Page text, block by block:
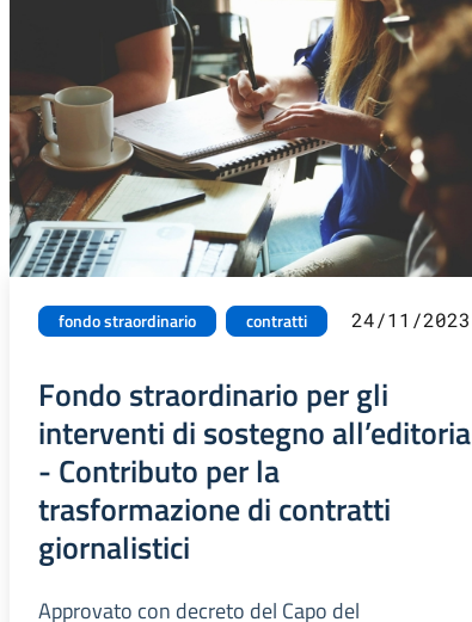
fondo straordinario contratti 24/11/2023
Fondo straordinario per gli
interventi di sostegno all’editoria
- Contributo per la
trasformazione di contratti
giornalistici
Approvato con decreto del Capo del